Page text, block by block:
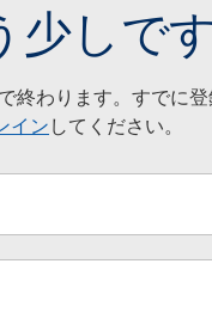
少しで
終わります。すでに
インしてください。